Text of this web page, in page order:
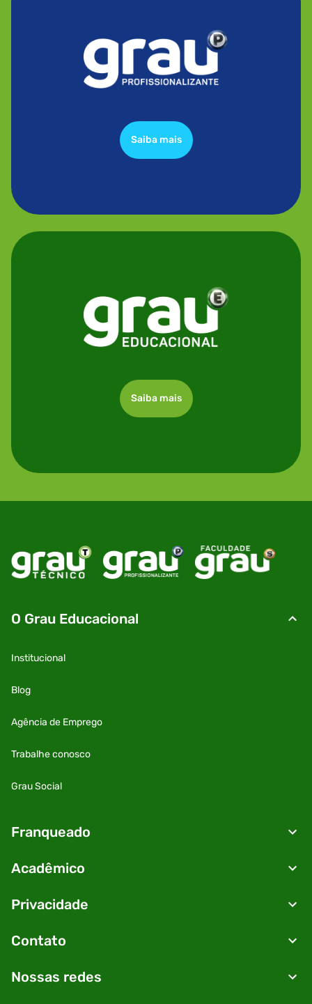
Saiba mais
Saiba mais
O Grau Educacional
Institucional
Blog
Agência de Emprego
Trabalhe conosco
Grau Social
Franqueado
Acadêmico
Privacidade
Contato
Nossas redes